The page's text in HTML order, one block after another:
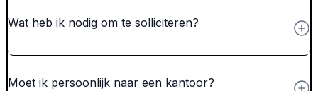
Wat heb ik nodig om te solliciteren?
Moet ik persoonlijk naar een kantoor?